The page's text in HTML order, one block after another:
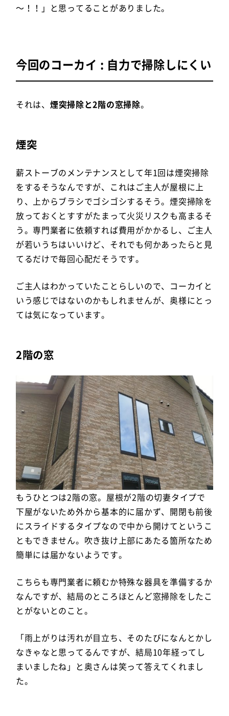
～！！」と思ってることがありました。
今回のコーカイ : 自力で掃除しにくい
それは、 煙突掃除と2階の窓掃除。
煙突
薪ストーブのメンテナンスとして年1回は煙突掃除
をするそうなんですが、これはご主人が屋根に上
り、上からブラシでゴシゴシするそう。煙突掃除を
放っておくとすすがたまって火災リスクも高まるそ
う。専門業者に依頼すれば費用がかかるし、ご主人
が若いうちはいいけど、それでも何かあったらと見
てるだけで毎回心配だそうです。
ご主人はわかっていたことらしいので、コーカイと
いう感じではないのかもしれませんが、奥様にとっ
ては気になっています。
2階の窓
もうひとつは2階の窓。屋根が2階の切妻タイプで
下屋がないため外から基本的に届かず、開閉も前後
にスライドするタイプなので中から開けてというこ
ともできません。吹き抜け上部にあたる箇所なため
簡単には届かないようです。
こちらも専門業者に頼むか特殊な器具を準備するか
なんですが、結局のところほとんど窓掃除をしたこ
とがないとのこと。
「雨上がりは汚れが目立ち、そのたびになんとかし
なきゃなと思ってるんですが、結局10年経ってし
まいましたね」と奥さんは笑って答えてくれまし
た。